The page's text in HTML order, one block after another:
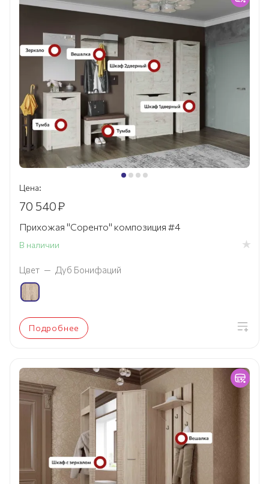
Цена:
70 540₽
Прихожая "Соренто" композиция #4
В наличии
Цвет — Дуб Бонифаций
Подробнее